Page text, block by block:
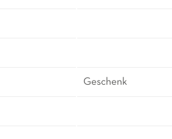
Geschenk